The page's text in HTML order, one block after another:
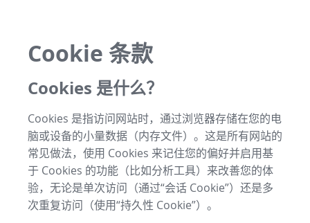
Cookie 条款
Cookies 是什么？
Cookies 是指访问网站时，通过浏览器存储在您的电
脑或设备的小量数据（内存文件）。这是所有网站的
常见做法，使用 Cookies 来记住您的偏好并启用基
于 Cookies 的功能（比如分析工具）来改善您的体
验，无论是单次访问（通过“会话 Cookie”）还是多
次重复访问（使用“持久性 Cookie”）。